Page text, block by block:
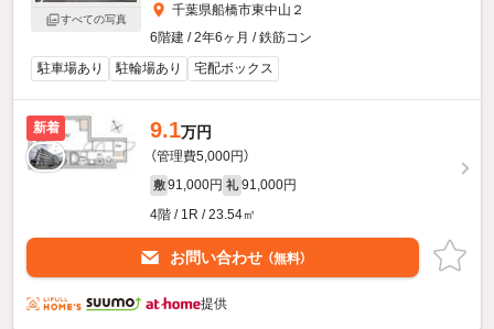
すべての写真
千葉県船橋市東中山２
6階建 / 2年6ヶ月 / 鉄筋コン
駐車場あり
駐輪場あり 宅配ボックス
新着 9.1万円
（管理費5,000円）
敷 91,000円 礼 91,000円
4階 / 1R / 23.54㎡
お問い合わせ （無料）
提供